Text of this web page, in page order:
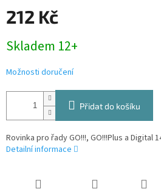
212 Kč
cena:
Skladem 12+
Možnosti doručení
Přidat do košíku
Rovinka pro řady GO!!!, GO!!!Plus a Digital
Detailní informace